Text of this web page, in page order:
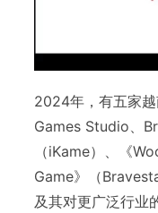
2024年，有五家
Games Studio、
（iKame）、《
Game》（
及其对更广泛行业